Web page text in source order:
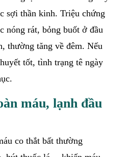
sợi thần kinh. Triệu chứng
nóng rát, bỏng buốt ở đầu
thường tăng về đêm. Nếu
tốt, tình trạng tê ngày
máu, lạnh đầu
co thắt bất thường